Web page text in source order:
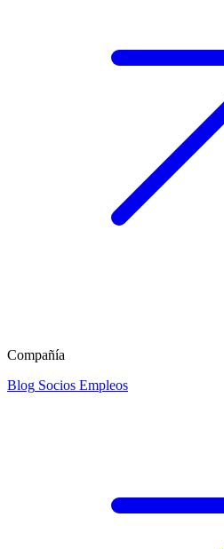
Compañía
Blog Socios Empleos